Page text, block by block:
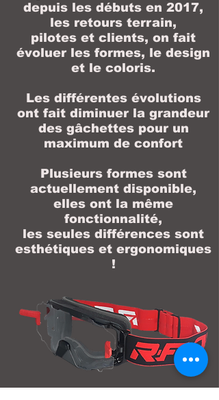
depuis les débuts en 2017,
les retours terrain,
pilotes et clients, on fait
évoluer les formes, le design
et le coloris.
Les différentes évolutions
ont fait diminuer la grandeur
des gâchettes pour un
maximum de confort
Plusieurs formes sont
actuellement disponible,
elles ont la même
fonctionnalité,
les seules différences sont
esthétiques et ergonomiques
!